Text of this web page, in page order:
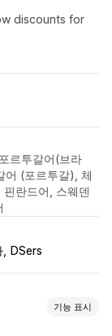
discounts for
르투갈어(브라
어 (포르투갈), 체
란드어, 스웨덴
DSers
기능 표시